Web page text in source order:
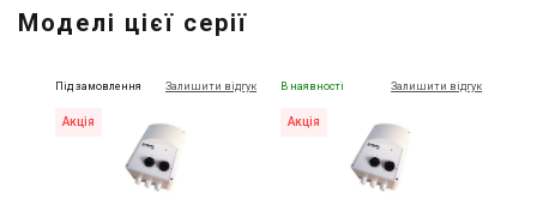
Ostberg KVFU 125 C1
Купити
Моделі цієї серії
Під замовлення Залишити відгук
Акція
В наявності Залишити відгук
Акція